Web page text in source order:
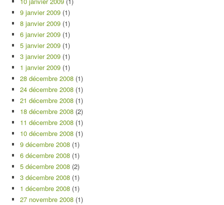
9 janvier 2009 (1)
8 janvier 2009 (1)
6 janvier 2009 (1)
5 janvier 2009 (1)
3 janvier 2009 (1)
1 janvier 2009 (1)
28 décembre 2008 (1)
24 décembre 2008 (1)
21 décembre 2008 (1)
18 décembre 2008 (2)
11 décembre 2008 (1)
10 décembre 2008 (1)
9 décembre 2008 (1)
6 décembre 2008 (1)
5 décembre 2008 (2)
3 décembre 2008 (1)
1 décembre 2008 (1)
27 novembre 2008 (1)